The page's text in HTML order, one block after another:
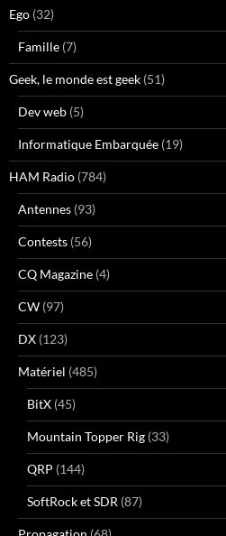
Ego (32)
Famille (7)
Geek, le monde est geek (51)
Dev web (5)
Informatique Embarquée (19)
HAM Radio (784)
Antennes (93)
Contests (56)
CQ Magazine (4)
CW (97)
DX (123)
Matériel (485)
BitX (45)
Mountain Topper Rig (33)
QRP (144)
SoftRock et SDR (87)